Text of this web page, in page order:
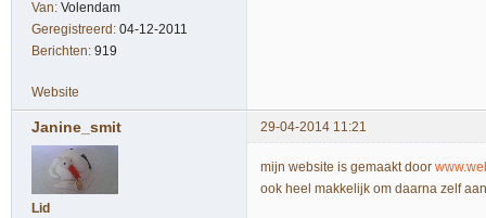
Van: Volendam
Geregistreerd: 04-12-2011
Berichten: 919
Website
Janine_smit 29-04-2014 11:21
Lid
mijn website is gemaakt door
ook heel makkelijk om daarna zelf